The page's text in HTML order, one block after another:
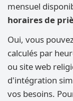
mensuel
horaires de
Oui, vous
calculés par
ou site web
d'intégration
vos besoins.